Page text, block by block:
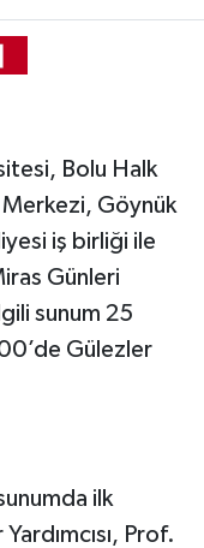
Bolu Halk
Merkezi, Göynük
iş birliği ile
Günleri
sunum 25
Gülezler
ilk
Prof.